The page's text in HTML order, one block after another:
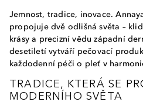
Jemnost, tradice, inovace.
propojuje dvě odlišná světa –
krásy a precizní vědu západní
desetiletí vytváří pečovací
každodenní péči o pleť v
TRADICE, KTERÁ SE
MODERNÍHO SVĚTA